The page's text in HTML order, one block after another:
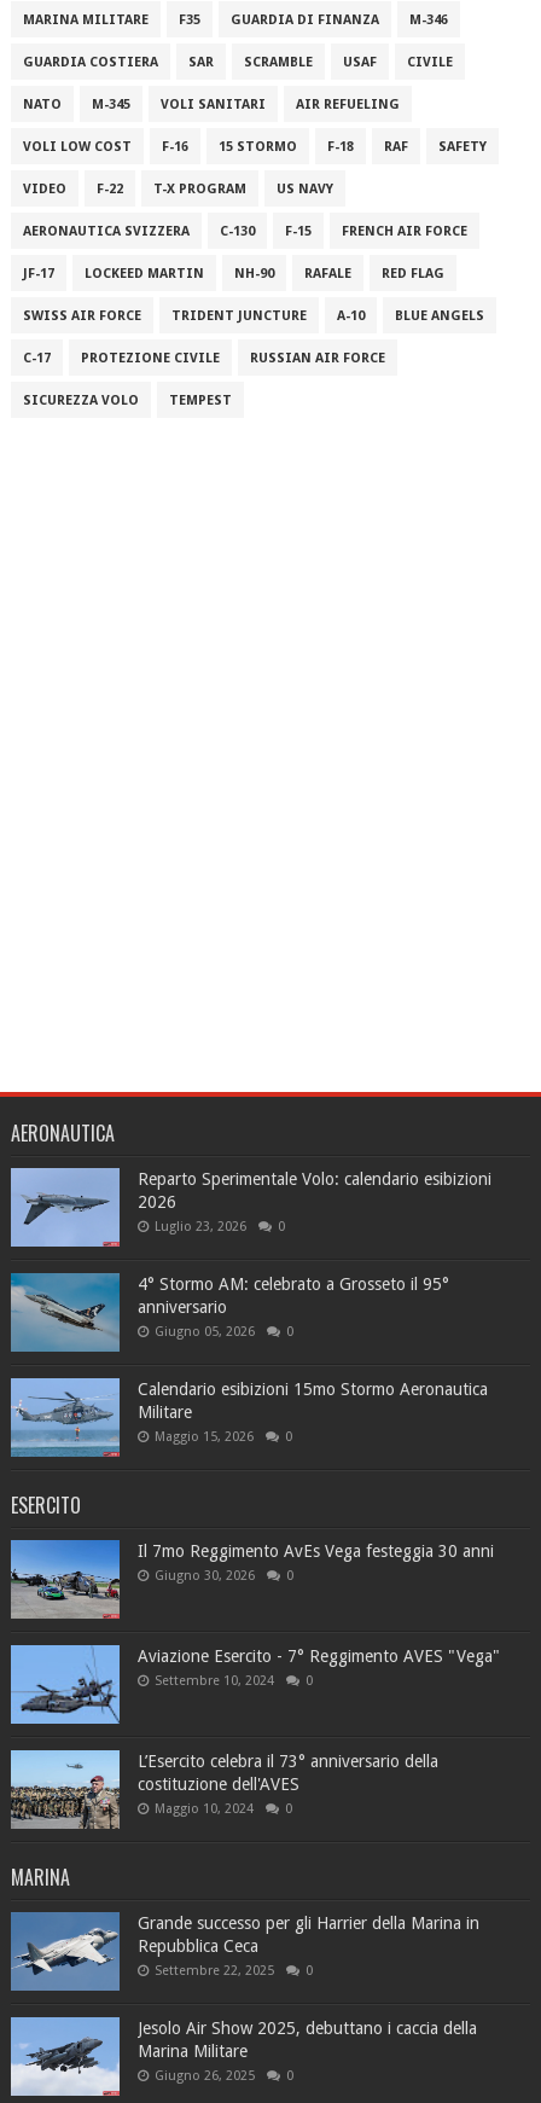
MARINA MILITARE F35 GUARDIA DI FINANZA M-346
GUARDIA COSTIERA SAR SCRAMBLE USAF CIVILE
NATO M-345 VOLI SANITARI AIR REFUELING
VOLI LOW COST F-16 15 STORMO F-18 RAF SAFETY
VIDEO F-22 T-X PROGRAM US NAVY
AERONAUTICA SVIZZERA C-130 F-15 FRENCH AIR FORCE
JF-17 LOCKEED MARTIN NH-90 RAFALE RED FLAG
SWISS AIR FORCE TRIDENT JUNCTURE A-10 BLUE ANGELS
C-17 PROTEZIONE CIVILE RUSSIAN AIR FORCE
SICUREZZA VOLO TEMPEST
AERONAUTICA
Reparto Sperimentale Volo: calendario esibizioni
2026
Luglio 23, 2026 0
4° Stormo AM: celebrato a Grosseto il 95°
anniversario
Giugno 05, 2026 0
Calendario esibizioni 15mo Stormo Aeronautica
Militare
Maggio 15, 2026 0
ESERCITO
Il 7mo Reggimento AvEs Vega festeggia 30 anni
Giugno 30, 2026 0
Aviazione Esercito - 7° Reggimento AVES "Vega"
Settembre 10, 2024 0
L’Esercito celebra il 73° anniversario della
costituzione dell'AVES
Maggio 10, 2024 0
MARINA
Grande successo per gli Harrier della Marina in
Repubblica Ceca
Settembre 22, 2025 0
Jesolo Air Show 2025, debuttano i caccia della
Marina Militare
Giugno 26, 2025 0